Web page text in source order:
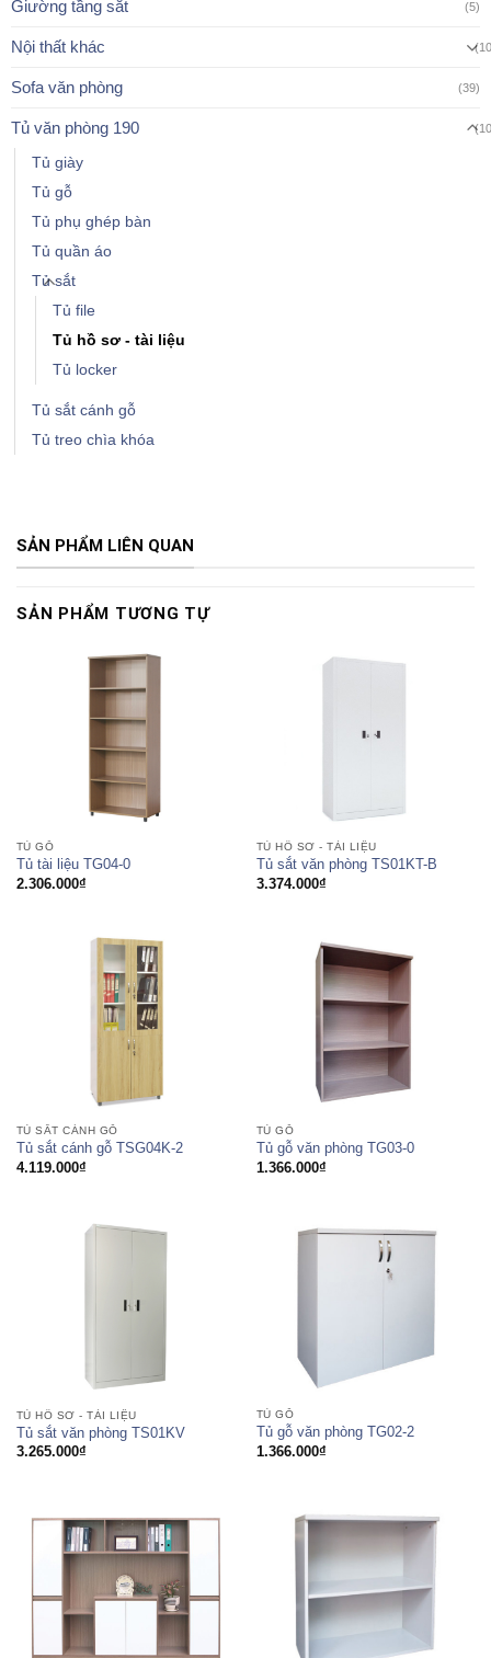
Giường tầng sắt (5)
Nội thất khác
Sofa văn phòng (39)
Tủ văn phòng 190
Tủ giày
Tủ gỗ
Tủ phụ ghép bàn
Tủ quần áo
Tủ sắt
Tủ file
Tủ hồ sơ - tài liệu
Tủ locker
Tủ sắt cánh gỗ
Tủ treo chìa khóa
SẢN PHẨM LIÊN QUAN
SẢN PHẨM TƯƠNG TỰ
TỦ GỖ
Tủ tài liệu TG04-0
2.306.000₫
TỦ HỒ SƠ - TÀI LIỆU
Tủ sắt văn phòng TS01KT-B
3.374.000₫
TỦ SẮT CÁNH GỖ
Tủ sắt cánh gỗ TSG04K-2
4.119.000₫
TỦ GỖ
Tủ gỗ văn phòng TG03-0
1.366.000₫
TỦ HỒ SƠ - TÀI LIỆU
Tủ sắt văn phòng TS01KV
3.265.000₫
TỦ GỖ
Tủ gỗ văn phòng TG02-2
1.366.000₫